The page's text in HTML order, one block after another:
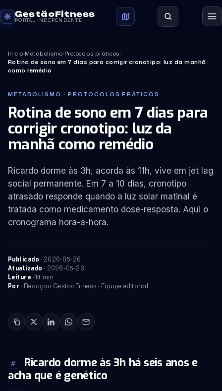
GestãoFitness
PORTAL INDEPENDENTE
Início›Metabolismo›Protocolos práticos›
Rotina de sono em 7 dias para corrigir cronotipo: luz da manhã
como remédio
METABOLISMO · PROTOCOLOS PRÁTICOS
Rotina de sono em 7 dias para
corrigir cronotipo: luz da
manhã como remédio
Ricardo dorme às 3h, acorda às 11h, vive em jet lag
social permanente. Em 7 a 10 dias, cronotipo
atrasado responde quando a luz solar matinal é
tratada como medicamento dose-resposta. Aqui o
cronograma hora-a-hora.
Publicado · 2026-05-26
Atualizado · 2026-05-26
Leitura · 14 min
Por · Redação GestãoFitness · Equipe editorial
#
Ricardo dorme às 3h há seis anos e
acha que é genético